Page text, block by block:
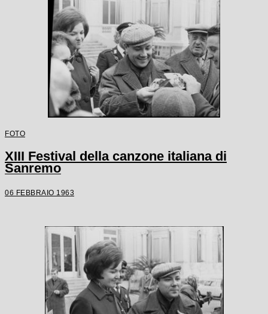
FOTO
XIII Festival della canzone italiana di
Sanremo
06 FEBBRAIO 1963